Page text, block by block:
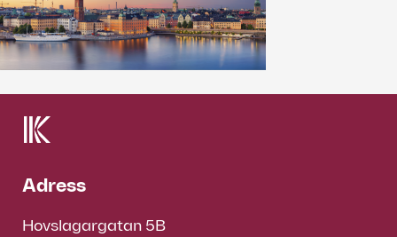
Adress
Hovslagargatan 5B